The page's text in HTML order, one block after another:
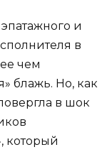
и
в
чем
блажь. Но, как
в шок
который